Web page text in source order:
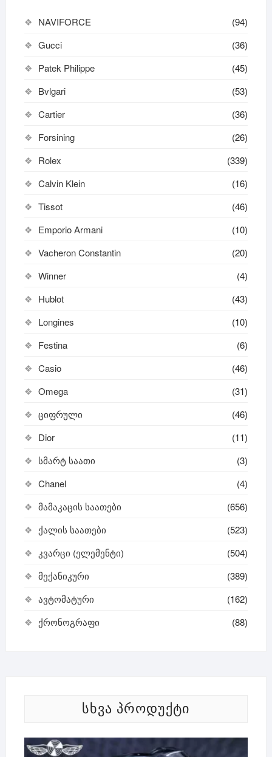
NAVIFORCE
(94)
Gucci
(36)
Patek Philippe
(45)
Bvlgari
(53)
Cartier
(36)
Forsining
(26)
Rolex
(339)
Calvin Klein
(16)
Tissot
(46)
Emporio Armani
(10)
Vacheron Constantin
(20)
Winner
(4)
Hublot
(43)
Longines
(10)
Festina
(6)
Casio
(46)
Omega
(31)
ციფრული
(46)
Dior
(11)
სმარტ საათი
(3)
Chanel
(4)
მამაკაცის საათები
(656)
ქალის საათები
(523)
კვარცი (ელემენტი)
(504)
მექანიკური
(389)
ავტომატური
(162)
ქრონოგრაფი
(88)
ᲡᲮᲕᲐ ᲞᲠᲝᲓᲣᲥᲢᲘ